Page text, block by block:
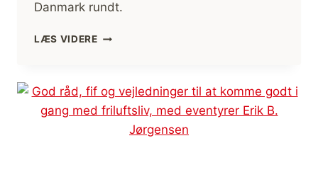
Danmark rundt.
LÆS VIDEREBORNHOLM